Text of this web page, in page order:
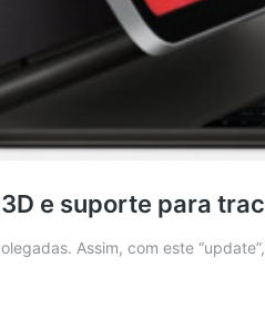
e suporte para
Assim, com este